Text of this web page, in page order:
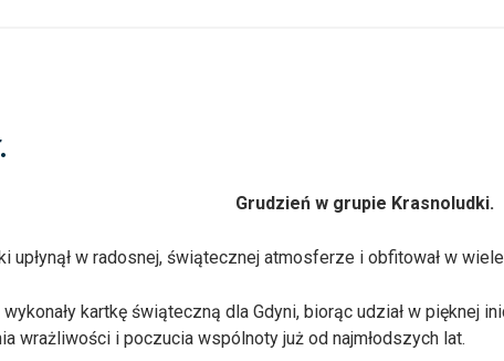
Grudzień w grupie Krasnoludki.
upłynął w radosnej, świątecznej atmosferze i obfitował w
kartkę świąteczną dla Gdyni, biorąc udział w pięknej
wrażliwości i poczucia wspólnoty już od najmłodszych lat.